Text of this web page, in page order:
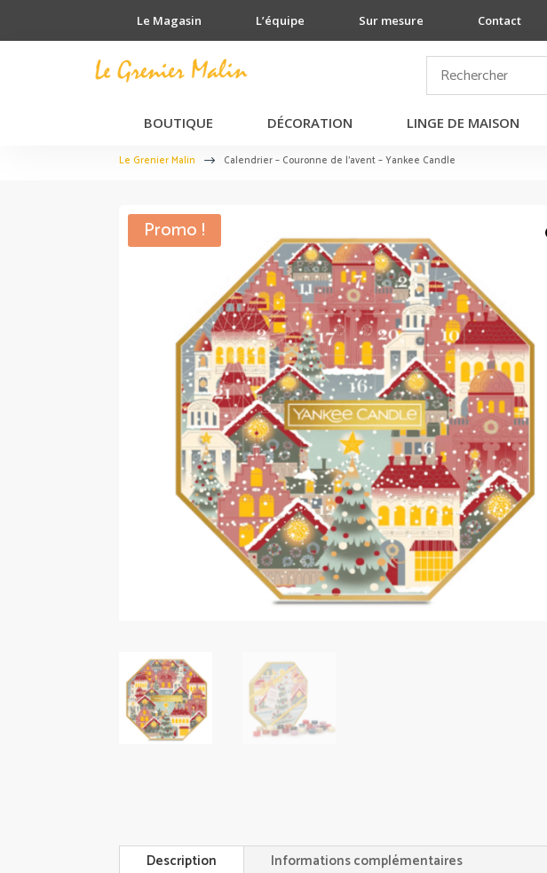
Le Magasin L’équipe Sur mesure Contact
BOUTIQUE DÉCORATION LINGE DE MAISON
Le Grenier Malin $ Calendrier – Couronne de l’avent – Yankee Candle
Promo !
Description Informations complémentaires